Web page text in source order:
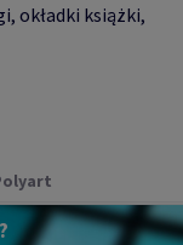
okładki książki,